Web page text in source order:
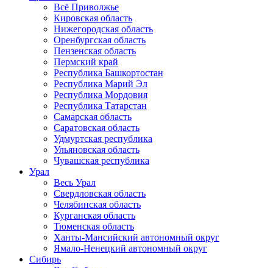
Всё Приволжье
Кировская область
Нижегородская область
Оренбургская область
Пензенская область
Пермский край
Республика Башкортостан
Республика Марий Эл
Республика Мордовия
Республика Татарстан
Самарская область
Саратовская область
Удмуртская республика
Ульяновская область
Чувашская республика
Урал
Весь Урал
Свердловская область
Челябинская область
Курганская область
Тюменская область
Ханты-Мансийский автономный округ
Ямало-Ненецкий автономный округ
Сибирь